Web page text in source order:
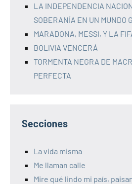
LA INDEPENDENCIA
SOBERANÍA EN UN MUNDO
MARADONA, MESSI, Y LA
BOLIVIA VENCERÁ
TORMENTA NEGRA DE
PERFECTA
Secciones
La vida misma
Me llaman calle
Mire qué lindo mi país,